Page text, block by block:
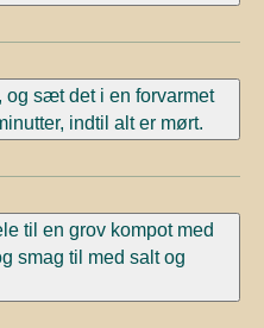
sæt det i en forvarmet
indtil alt er mørt.
til en grov kompot med
smag til med salt og